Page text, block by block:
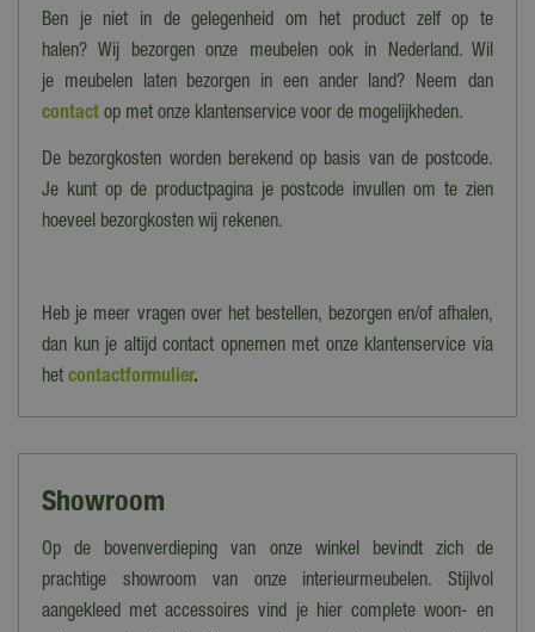
3
Hoofdmateriaal onderstel
Metaal
208 cm
Hoogte (cm)
208 cm
Diepte
Armleuning
Ja
Materiaal zitting
Polyester
Ben je niet in de gelegenheid om het product zelf op te
halen? Wij bezorgen onze meubelen ook in Nederland. Wil
je meubelen laten bezorgen in een ander land? Neem dan
contact op met onze klantenservice voor de mogelijkheden.
De bezorgkosten worden berekend op basis van de postcode.
Je kunt op de productpagina je postcode invullen om te zien
hoeveel bezorgkosten wij rekenen.
Heb je meer vragen over het bestellen, bezorgen en/of afhalen,
dan kun je altijd contact opnemen met onze klantenservice via
het contactformulier.
Showroom
Op de bovenverdieping van onze winkel bevindt zich de
prachtige showroom van onze interieurmeubelen. Stijlvol
aangekleed met accessoires vind je hier complete woon- en